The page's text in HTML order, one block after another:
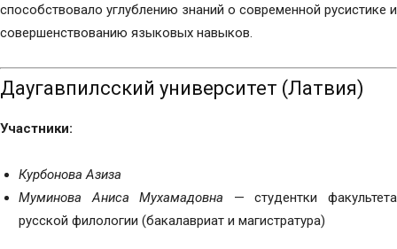
способствовало углублению знаний о современной русистике и
совершенствованию языковых навыков.
Даугавпилсский университет (Латвия)
Участники:
Курбонова Азиза
Муминова Аниса Мухамадовна — студентки факультета
русской филологии (бакалавриат и магистратура)